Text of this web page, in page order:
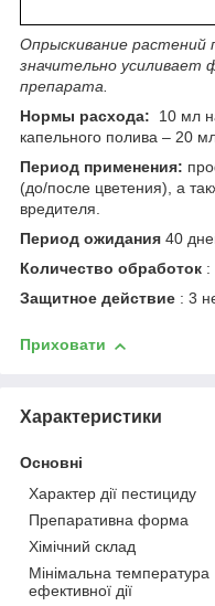
Опрыскивание
значительно усиливает
препарата.
Нормы расхода:
10 мл
капельного полива – 20
Период применения:
(до/после цветения), а
вредителя.
Период ожидания 40
Количество обработок :
Защитное действие : 3
Приховати
Характеристики
Основні
Характер дії пестициду
Препаративна форма
Хімічний склад
Мінімальна температура
ефективної дії